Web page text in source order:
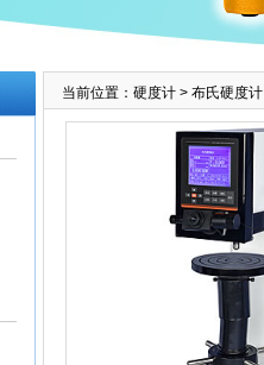
当前位置： 硬度计 > 布氏硬度计